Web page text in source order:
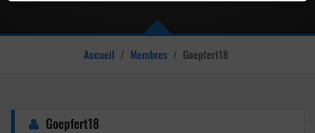
Accueil / Membres / Goepfert18
Goepfert18